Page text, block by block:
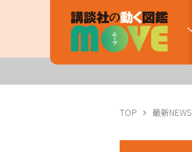
TOP 最新NEWS